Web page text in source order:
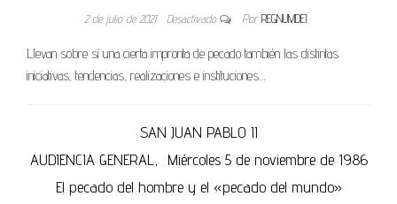
2 de julio de 2021 Desactivado Por REGNUMDEI
Llevan sobre sí una cierta impronta de pecado también las distintas
iniciativas, tendencias, realizaciones e instituciones…
SAN JUAN PABLO II
AUDIENCIA GENERAL,
Miércoles 5 de noviembre de 1986
El pecado del hombre y el «pecado del mundo»